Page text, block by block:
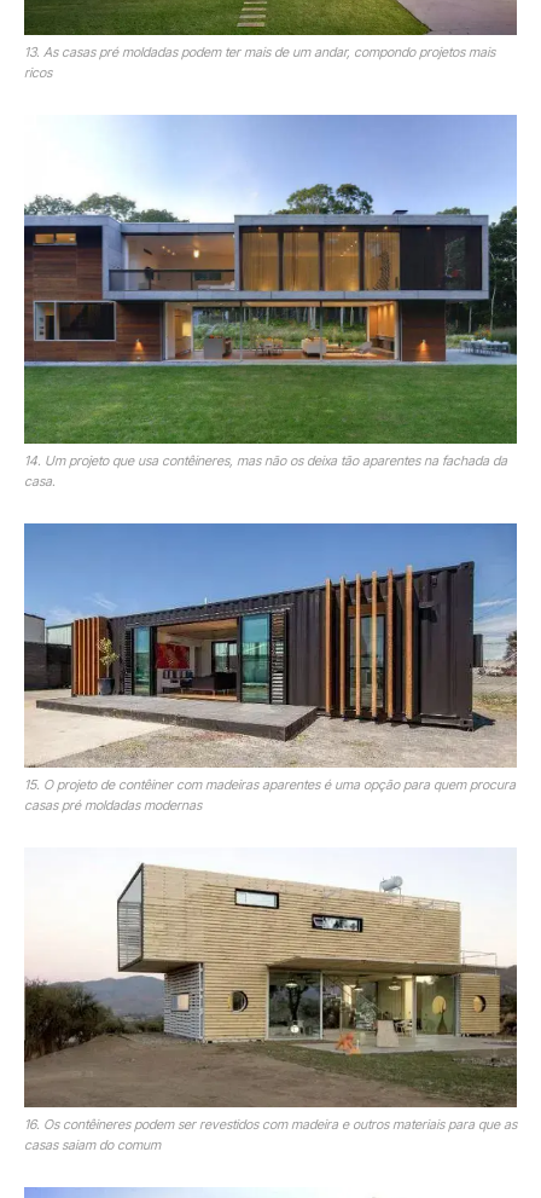
13. As casas pré moldadas podem ter mais de um andar, compondo projetos mais
ricos
14. Um projeto que usa contêineres, mas não os deixa tão aparentes na fachada da
casa.
15. O projeto de contêiner com madeiras aparentes é uma opção para quem procura
casas pré moldadas modernas
16. Os contêineres podem ser revestidos com madeira e outros materiais para que as
casas saiam do comum